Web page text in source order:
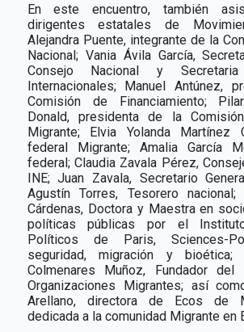
En este encuentro, también
dirigentes estatales de
Alejandra Puente, integrante de la
Nacional; Vania Ávila García,
Consejo Nacional y
Internacionales; Manuel Antúnez,
Comisión de Financiamiento;
Donald, presidenta de la
Migrante; Elvia Yolanda Martínez
federal Migrante; Amalia García
federal; Claudia Zavala Pérez,
INE; Juan Zavala, Secretario
Agustín Torres, Tesorero nacional;
Cárdenas, Doctora y Maestra en
políticas públicas por el
Políticos de Paris, Sciences-
seguridad, migración y bioética;
Colmenares Muñoz, Fundador
Organizaciones Migrantes; así
Arellano, directora de Ecos de
dedicada a la comunidad Migrante en